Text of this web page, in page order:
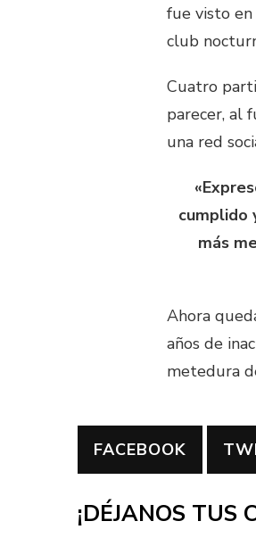
fue visto
club
Cuatro
parecer, al
una red
cumplido
más
Ahora
años de
metedura
FACEBOOK
¡DÉJANOS TUS